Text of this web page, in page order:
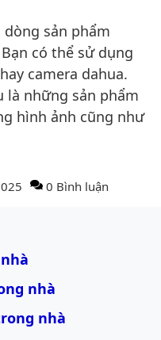
sản phẩm
có thể sử dụng
camera dahua.
là những sản phẩm
hình ảnh cũng như
0 Bình luận
nhà
nhà